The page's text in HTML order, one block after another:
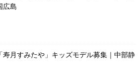
広島
寿月すみたや」キッズモデル募集｜中部静